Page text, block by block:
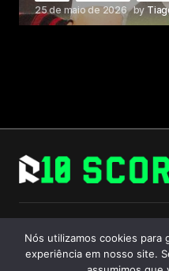
25 de maio de 2026 by
Follow Us
Nós utilizamos cookies para
experiência em nosso site.